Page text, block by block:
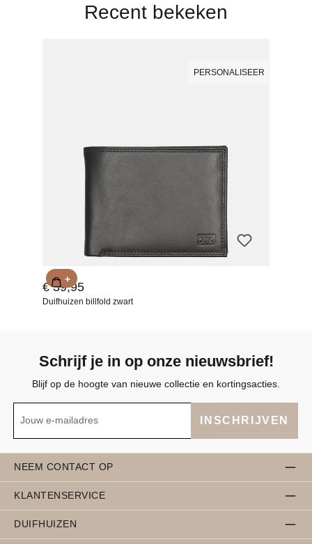
Recent bekeken
PERSONALISEER
€ 39,95
Duifhuizen billfold zwart
+
Schrijf je in op onze nieuwsbrief!
Blijf op de hoogte van nieuwe collectie en kortingsacties.
INSCHRIJVEN
NEEM CONTACT OP
KLANTENSERVICE
DUIFHUIZEN